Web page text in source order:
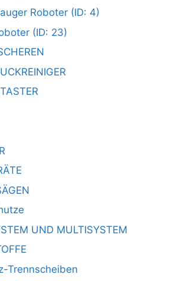
Roboter (ID: 4)
(ID: 23)
UND MULTISYSTEM
Trennscheiben